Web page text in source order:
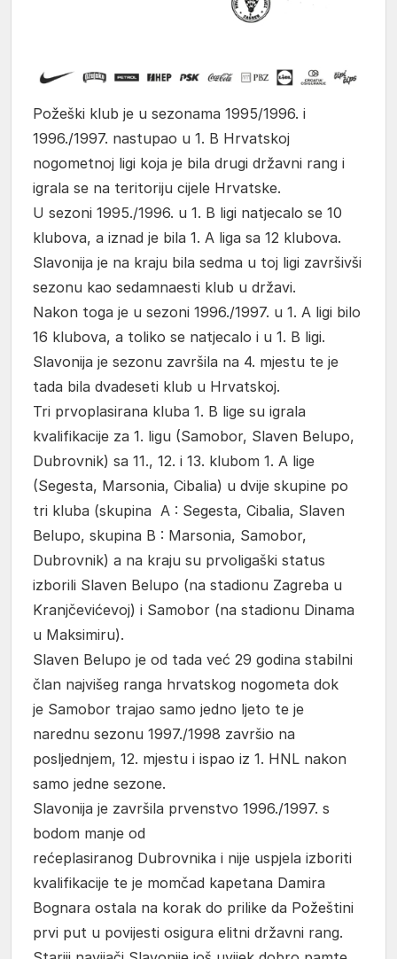
Požeški klub je u sezonama 1995/1996. i
1996./1997. nastupao u 1. B Hrvatskoj
nogometnoj ligi koja je bila drugi državni rang i
igrala se na teritoriju cijele Hrvatske.
U sezoni 1995./1996. u 1. B ligi natjecalo se 10
klubova, a iznad je bila 1. A liga sa 12 klubova.
Slavonija je na kraju bila sedma u toj ligi završivši
sezonu kao sedamnaesti klub u državi.
Nakon toga je u sezoni 1996./1997. u 1. A ligi bilo
16 klubova, a toliko se natjecalo i u 1. B ligi.
Slavonija je sezonu završila na 4. mjestu te je
tada bila dvadeseti klub u Hrvatskoj.
Tri prvoplasirana kluba 1. B lige su igrala
kvalifikacije za 1. ligu (Samobor, Slaven Belupo,
Dubrovnik) sa 11., 12. i 13. klubom 1. A lige
(Segesta, Marsonia, Cibalia) u dvije skupine po
tri kluba (skupina A : Segesta, Cibalia, Slaven
Belupo, skupina B : Marsonia, Samobor,
Dubrovnik) a na kraju su prvoligaški status
izborili Slaven Belupo (na stadionu Zagreba u
Kranjčevićevoj) i Samobor (na stadionu Dinama
u Maksimiru).
Slaven Belupo je od tada već 29 godina stabilni
član najvišeg ranga hrvatskog nogometa dok
je Samobor trajao samo jedno ljeto te je
narednu sezonu 1997./1998 završio na
posljednjem, 12. mjestu i ispao iz 1. HNL nakon
samo jedne sezone.
Slavonija je završila prvenstvo 1996./1997. s
bodom manje od
rećeplasiranog Dubrovnika i nije uspjela izboriti
kvalifikacije te je momčad kapetana Damira
Bognara ostala na korak do prilike da Požeštini
prvi put u povijesti osigura elitni državni rang.